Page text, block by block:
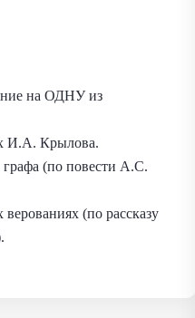
на ОДНУ из
И.А. Крылова.
(по повести А.С.
(по рассказу